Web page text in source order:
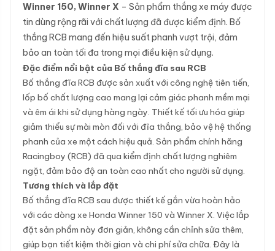
Winner 150, Winner X – Sản phẩm thắng xe máy được
tin dùng rộng rãi với chất lượng đã được kiểm định. Bố
thắng RCB mang đến hiệu suất phanh vượt trội, đảm
bảo an toàn tối đa trong mọi điều kiện sử dụng.
Đặc điểm nổi bật của Bố thắng đĩa sau RCB
Bố thắng đĩa RCB được sản xuất với công nghệ tiên tiến,
lốp bố chất lượng cao mang lại cảm giác phanh mềm mại
và êm ái khi sử dụng hàng ngày. Thiết kế tối ưu hóa giúp
giảm thiểu sự mài mòn đối với đĩa thắng, bảo vệ hệ thống
phanh của xe một cách hiệu quả. Sản phẩm chính hãng
Racingboy (RCB) đã qua kiểm định chất lượng nghiêm
ngặt, đảm bảo độ an toàn cao nhất cho người sử dụng.
Tương thích và lắp đặt
Bố thắng đĩa RCB sau được thiết kế gắn vừa hoàn hảo
với các dòng xe Honda Winner 150 và Winner X. Việc lắp
đặt sản phẩm này đơn giản, không cần chỉnh sửa thêm,
giúp bạn tiết kiệm thời gian và chi phí sửa chữa. Đây là